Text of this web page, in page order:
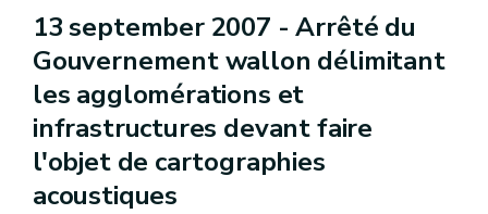
13 september 2007 -Arrêté du
Gouvernement wallon délimitant
les agglomérations et
infrastructures devant faire
l'objet de cartographies
acoustiques